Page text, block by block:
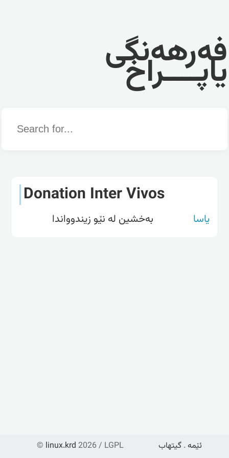
فەرهەنگی
یاپــــراخ
Word
Donation Inter Vivos
یاسا بەخشین لە نێو زیندوواندا
© linux.krd 2026 / LGPL ئێمە . گیتهاب